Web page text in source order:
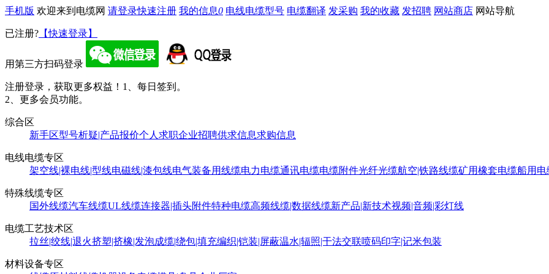
手机版 欢迎来到电缆网 请登录快速注册 我的信息0 电线电缆型号 电缆翻译 发采购 我的收藏 发招聘 网站商店 网站导航
已注册? 【快速登录】
用第三方扫码登录
注册登录，获取更多权益！ 1、每日签到。
2、更多会员功能。
综合区
新手区型号析疑|产品报价个人求职企业招聘供求信息求购信息
电线电缆专区
架空线|裸电线|型线电磁线|漆包线电气装备用线缆电力电缆通讯电缆电缆附件光纤光缆航空|铁路线缆矿用橡套电缆船用电
特殊线缆专区
国外线缆汽车线缆UL线缆连接器|插头附件特种电缆高频线缆|数据线缆新产品|新技术视频|音频|彩灯线
电缆工艺技术区
拉丝|绞线|退火挤塑|挤橡|发泡成缆|绕包|填充编织|铠装|屏蔽温水|辐照|干法交联喷码印字|记米包装
材料设备专区